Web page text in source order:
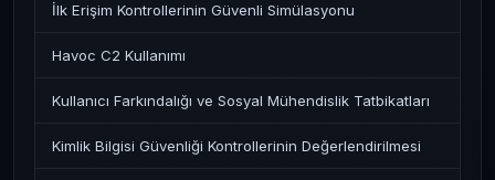
İlk Erişim Kontrollerinin Güvenli Simülasyonu
Havoc C2 Kullanımı
Kullanıcı Farkındalığı ve Sosyal Mühendislik Tatbikatları
Kimlik Bilgisi Güvenliği Kontrollerinin Değerlendirilmesi